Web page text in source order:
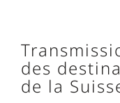
des
de la